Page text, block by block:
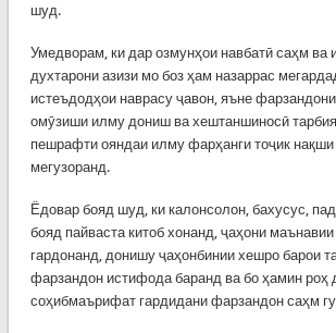
шуд.
Умедворам, ки дар озмунҳои навбатӣ саҳм ва
духтарони азизи мо боз ҳам назаррас
истеъдодҳои наврасу ҷавон, яъне
омӯзиши илму дониш ва хештаншиносӣ
пешрафти ояндаи илму фарҳанги тоҷик
мегузоранд.
Ёдовар бояд шуд, ки калонсолон, бахусус,
бояд пайваста китоб хонанд, ҷаҳони
гардонанд, донишу ҷаҳонбинии хешро барои
фарзандон истифода баранд ва бо ҳамин роҳ
соҳибмаърифат гардидани фарзандон саҳм